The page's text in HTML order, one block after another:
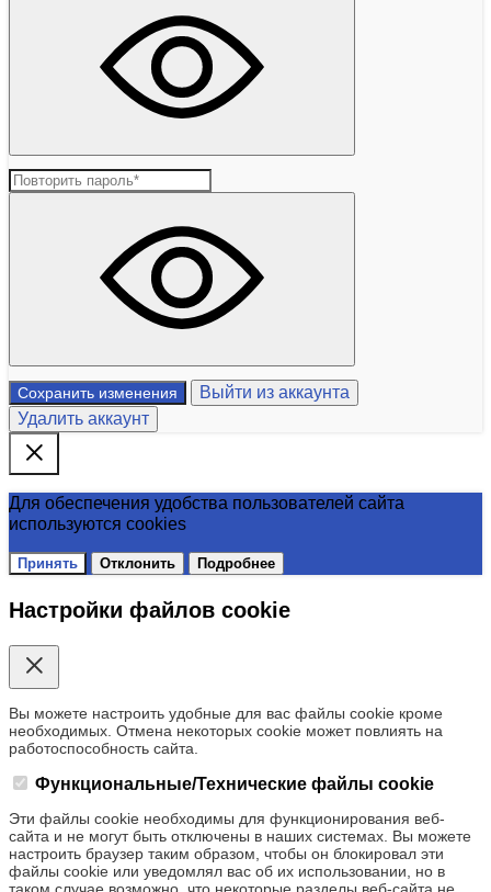
Сохранить изменения
Выйти из аккаунта
Удалить аккаунт
Для обеспечения удобства пользователей сайта
используются cookies
Принять Отклонить Подробнее
Настройки файлов cookie
Вы можете настроить удобные для вас файлы cookie кроме
необходимых. Отмена некоторых cookie может повлиять на
работоспособность сайта.
Функциональные/Технические файлы cookie
Эти файлы cookie необходимы для функционирования веб-
сайта и не могут быть отключены в наших системах. Вы можете
настроить браузер таким образом, чтобы он блокировал эти
файлы cookie или уведомлял вас об их использовании, но в